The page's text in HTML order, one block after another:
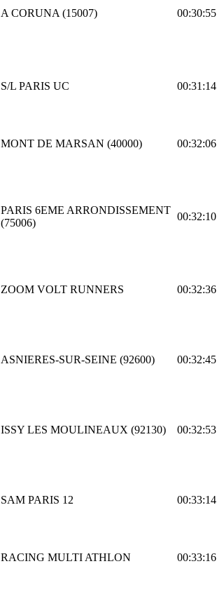
A CORUNA (15007) 00:30:55
S/L PARIS UC 00:31:14
MONT DE MARSAN (40000) 00:32:06
PARIS 6EME ARRONDISSEMENT
(75006)
00:32:10
ZOOM VOLT RUNNERS 00:32:36
ASNIERES-SUR-SEINE (92600) 00:32:45
ISSY LES MOULINEAUX (92130) 00:32:53
SAM PARIS 12 00:33:14
RACING MULTI ATHLON 00:33:16